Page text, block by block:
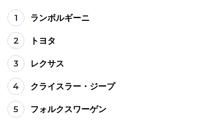
1 ランボルギーニ
2 トヨタ
3 レクサス
4 クライスラー・ジープ
5 フォルクスワーゲン